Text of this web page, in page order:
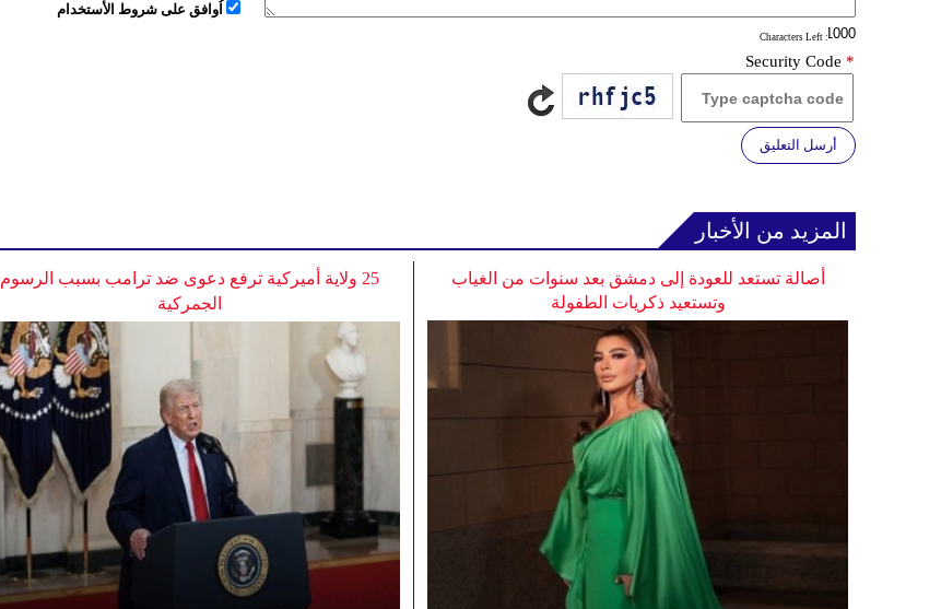
: Characters Left
اُوافق على شروط الأستخدام
Security Code *
أرسل التعليق
المزيد من الأخبار
25 ولاية أميركية ترفع دعوى ضد ترامب بسبب الرسوم
الجمركية
أصالة تستعد للعودة إلى دمشق بعد سنوات من الغياب
وتستعيد ذكريات الطفولة